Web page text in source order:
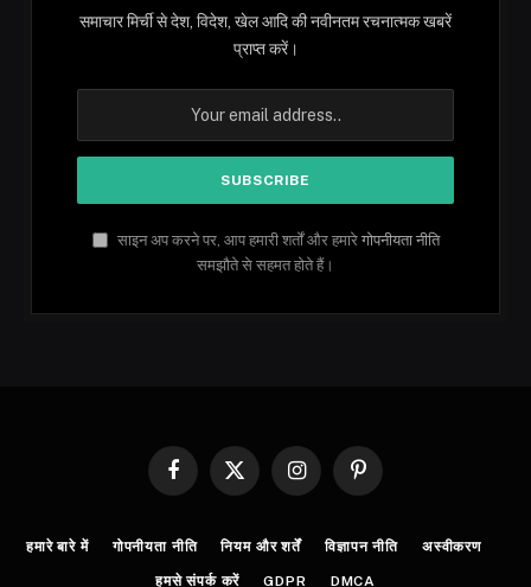
समाचार मिर्ची से देश, विदेश, खेल आदि की नवीनतम रचनात्मक खबरें
प्राप्त करें।
साइन अप करने पर, आप हमारी शर्तों और हमारे गोपनीयता नीति
समझौते से सहमत होते हैं।
Facebook
X
InstagramPinterest
हमारे बारे में गोपनीयता नीति नियम और शर्तें विज्ञापन नीति अस्वीकरण
हमसे संपर्क करें GDPR DMCA